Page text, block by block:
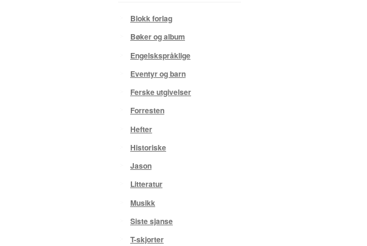
Blokk forlag
Bøker og album
Engelskspråklige
Eventyr og barn
Ferske utgivelser
Forresten
Hefter
Historiske
Jason
Litteratur
Musikk
Siste sjanse
T-skjorter